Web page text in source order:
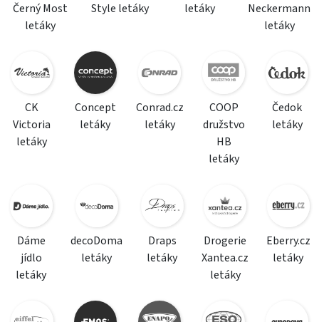
Černý Most
letáky
Style letáky
letáky
Neckermann
letáky
CK
Victoria
letáky
Concept
letáky
Conrad.cz
letáky
COOP
družstvo
HB
letáky
Čedok
letáky
Dáme
jídlo
letáky
decoDoma
letáky
Draps
letáky
Drogerie
Xantea.cz
letáky
Eberry.cz
letáky